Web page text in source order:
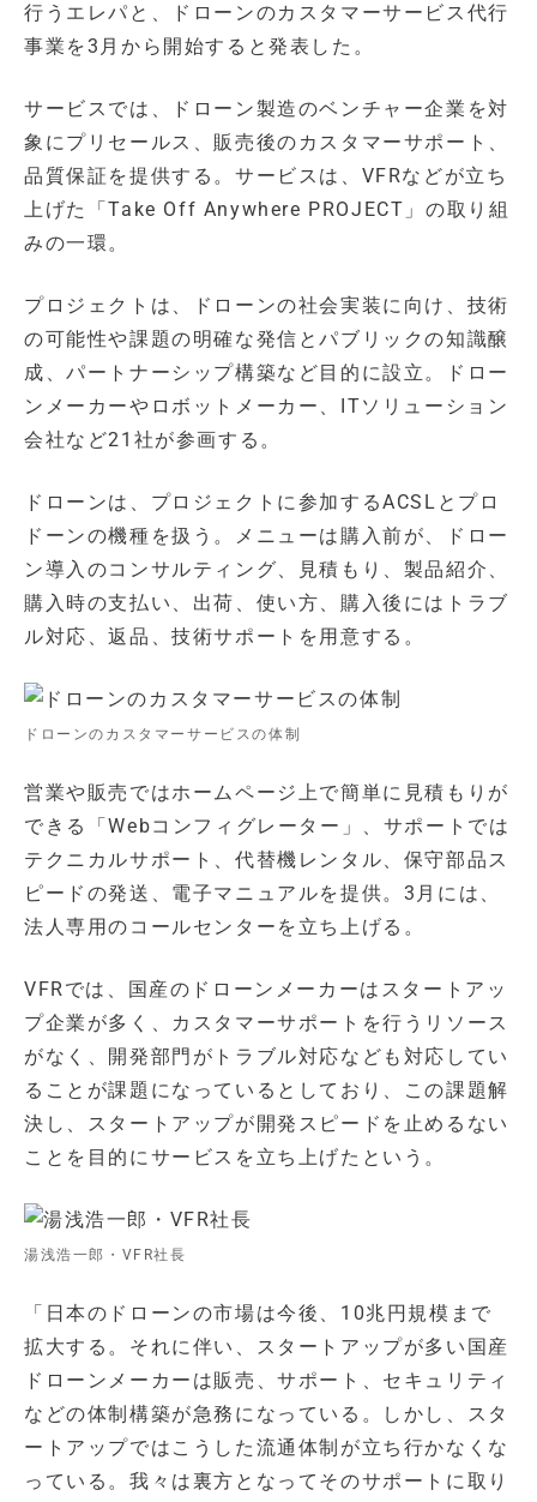
行うエレパと、ドローンのカスタマーサービス代行
事業を3月から開始すると発表した。
サービスでは、ドローン製造のベンチャー企業を対
象にプリセールス、販売後のカスタマーサポート、
品質保証を提供する。サービスは、VFRなどが立ち
上げた「Take Off Anywhere PROJECT」の取り組
みの一環。
プロジェクトは、ドローンの社会実装に向け、技術
の可能性や課題の明確な発信とパブリックの知識醸
成、パートナーシップ構築など目的に設立。ドロー
ンメーカーやロボットメーカー、ITソリューション
会社など21社が参画する。
ドローンは、プロジェクトに参加するACSLとプロ
ドーンの機種を扱う。メニューは購入前が、ドロー
ン導入のコンサルティング、見積もり、製品紹介、
購入時の支払い、出荷、使い方、購入後にはトラブ
ル対応、返品、技術サポートを用意する。
ドローンのカスタマーサービスの体制
営業や販売ではホームページ上で簡単に見積もりが
できる「Webコンフィグレーター」、サポートでは
テクニカルサポート、代替機レンタル、保守部品ス
ピードの発送、電子マニュアルを提供。3月には、
法人専用のコールセンターを立ち上げる。
VFRでは、国産のドローンメーカーはスタートアッ
プ企業が多く、カスタマーサポートを行うリソース
がなく、開発部門がトラブル対応なども対応してい
ることが課題になっているとしており、この課題解
決し、スタートアップが開発スピードを止めるない
ことを目的にサービスを立ち上げたという。
湯浅浩一郎・VFR社長
「日本のドローンの市場は今後、10兆円規模まで
拡大する。それに伴い、スタートアップが多い国産
ドローンメーカーは販売、サポート、セキュリティ
などの体制構築が急務になっている。しかし、スタ
ートアップではこうした流通体制が立ち行かなくな
っている。我々は裏方となってそのサポートに取り